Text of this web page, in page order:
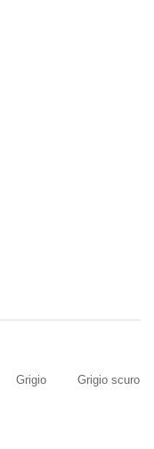
Grigio Grigio scuro